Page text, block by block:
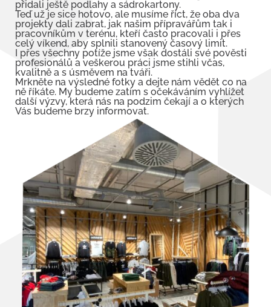
přidali ještě podlahy a sádrokartony.
Teď už je sice hotovo, ale musíme říct, že oba dva
projekty dali zabrat, jak našim přípravářům tak i
pracovníkům v terénu, kteří často pracovali i přes
celý víkend, aby splnili stanovený časový limit.
I přes všechny potíže jsme však dostáli své pověsti
profesionálů a veškerou práci jsme stihli včas,
kvalitně a s úsměvem na tváři.
Mrkněte na výsledné fotky a dejte nám vědět co na
ně říkáte. My budeme zatím s očekáváním vyhlížet
další výzvy, která nás na podzim čekají a o kterých
Vás budeme brzy informovat.